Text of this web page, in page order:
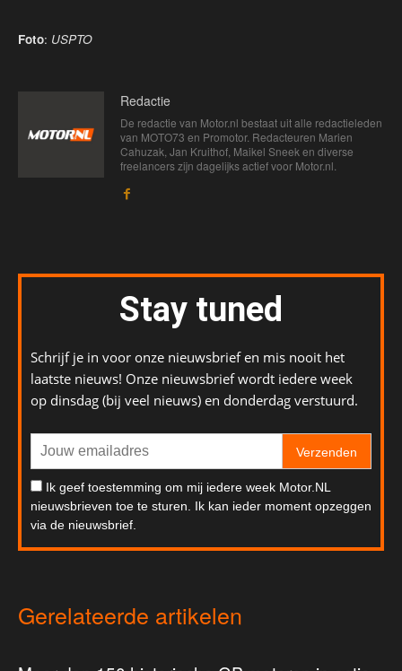
Foto: USPTO
Redactie
De redactie van Motor.nl bestaat uit alle redactieleden
van MOTO73 en Promotor. Redacteuren Marien
Cahuzak, Jan Kruithof, Maikel Sneek en diverse
freelancers zijn dagelijks actief voor Motor.nl.
Stay tuned
Schrijf je in voor onze nieuwsbrief en mis nooit het
laatste nieuws! Onze nieuwsbrief wordt iedere week
op dinsdag (bij veel nieuws) en donderdag verstuurd.
Verzenden
Ik geef toestemming om mij iedere week Motor.NL
nieuwsbrieven toe te sturen. Ik kan ieder moment opzeggen
via de nieuwsbrief.
Gerelateerde artikelen